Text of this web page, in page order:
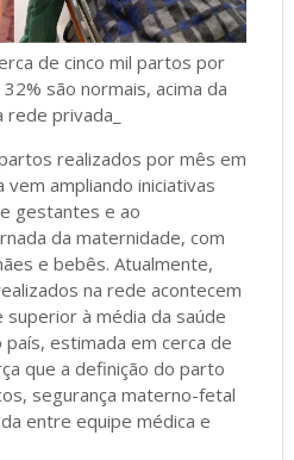
de cinco mil partos por
são normais, acima da
rede privada_
realizados por mês em
ampliando iniciativas
gestantes e ao
da maternidade, com
e bebês. Atualmente,
na rede acontecem
à média da saúde
estimada em cerca de
que a definição do parto
segurança materno-fetal
entre equipe médica e